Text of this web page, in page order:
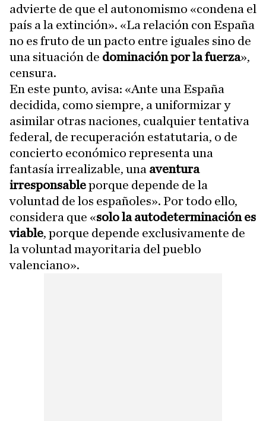
advierte de que el autonomismo «condena el
país a la extinción». «La relación con España
no es fruto de un pacto entre iguales sino de
una situación de dominación por la fuerza»,
censura.
En este punto, avisa: «Ante una España
decidida, como siempre, a uniformizar y
asimilar otras naciones, cualquier tentativa
federal, de recuperación estatutaria, o de
concierto económico representa una
fantasía irrealizable, una aventura
irresponsableporque depende de la
voluntad de los españoles». Por todo ello,
considera que «solo la autodeterminación es
viable, porque depende exclusivamente de
la voluntad mayoritaria del pueblo
valenciano».